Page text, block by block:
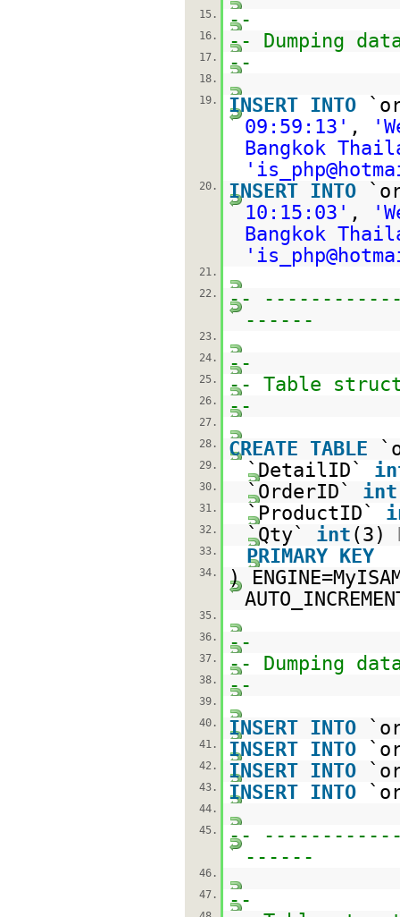
15.
--
16. -- Dumping
17. --
18.
19.
INSERT INTO
09:59:13' ,
Bangkok
20. INSERT INTO
10:15:03' ,
Bangkok
21.
22.
--
------
23.
24.
--
25. -- Table
26. --
27.
28.
CREATE TABLE
29. `DetailID`
30. `OrderID` int
31. `ProductID`
32. `Qty` int (3)
33. PRIMARY KEY
34.
)
35.
36.
--
37. -- Dumping
38. --
39.
40.
INSERT INTO
41. INSERT INTO
42. INSERT INTO
43. INSERT INTO
44.
45.
--
------
46.
47.
--